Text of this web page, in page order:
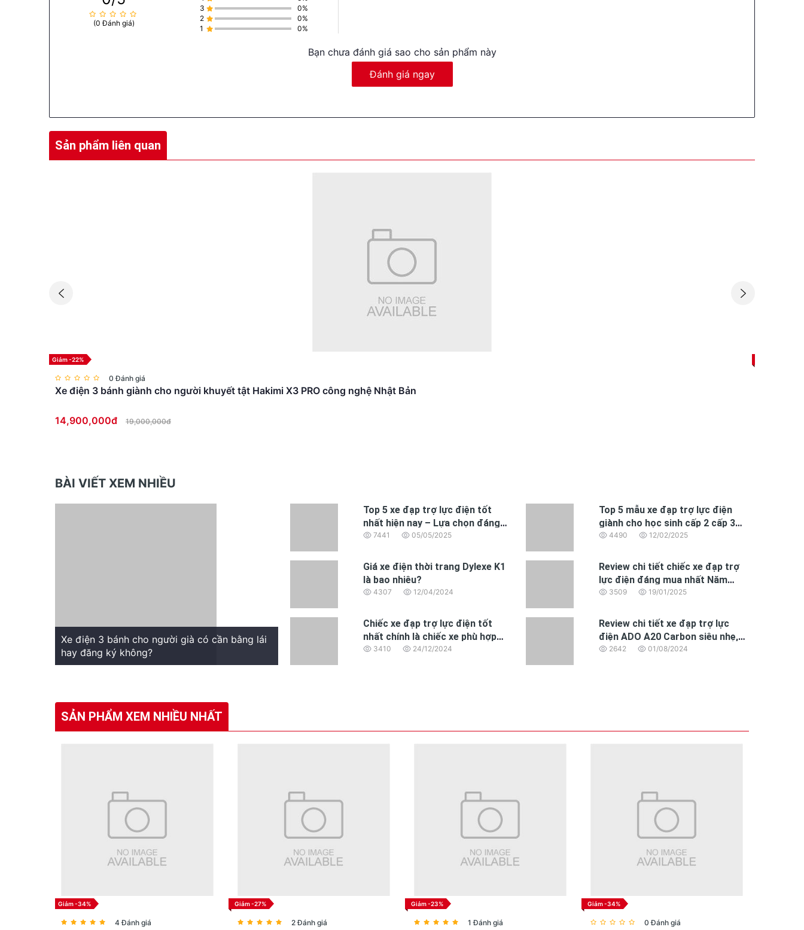
(0 Đánh giá)
3
0%
2
0%
1
0%
Bạn chưa đánh giá sao cho sản phẩm này
Đánh giá ngay
Sản phẩm liên quan
Giảm -22%
0 Đánh giá
Xe điện 3 bánh giành cho người khuyết tật Hakimi X3 PRO công nghệ Nhật Bản
14,900,000đ 19,000,000đ
BÀI VIẾT XEM NHIỀU
Xe điện 3 bánh cho người già có cần bằng lái
hay đăng ký không?
Top 5 xe đạp trợ lực điện tốt
nhất hiện nay – Lựa chọn đáng
mua năm 2025
7441 05/05/2025
Top 5 mẫu xe đạp trợ lực điện
giành cho học sinh cấp 2 cấp 3
đáng mua nhất 2025
4490 12/02/2025
Giá xe điện thời trang Dylexe K1
là bao nhiêu?
4307 12/04/2024
Review chi tiết chiếc xe đạp trợ
lực điện đáng mua nhất Năm
2025 dành cho dân văn phòng
3509 19/01/2025
Chiếc xe đạp trợ lực điện tốt
nhất chính là chiếc xe phù hợp
nhất với nhu cầu của bạn
3410 24/12/2024
Review chi tiết xe đạp trợ lực
điện ADO A20 Carbon siêu nhẹ,
động cơ BAFANG hoàn toàn mới
2642 01/08/2024
SẢN PHẨM XEM NHIỀU NHẤT
Giảm -34%
4 Đánh giá
Giảm -27%
2 Đánh giá
Giảm -23%
1 Đánh giá
Giảm -34%
0 Đánh giá